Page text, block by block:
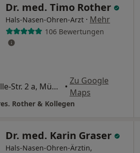
Dr. med. Timo Rother
Hals-Nasen-Ohren-Arzt · Mehr
106 Bewertungen
Charles-de-Gaulle-Str. 2 a, München •
Zu Google
Maps
Rother & Kollegen
Dr. med. Karin Graser
Hals-Nasen-Ohren-Ärztin,